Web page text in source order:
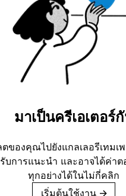
มาเป็นครีเอเตอร์
ตของคุณไปยังแกลเลอรีเทมเ
รับการแนะนำ และอาจได้ค่า
ทุกอย่างได้ในไม่กี่คลิก
เริ่มต้นใช้งาน →